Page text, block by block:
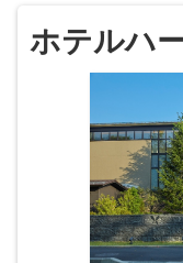
ホテルハ